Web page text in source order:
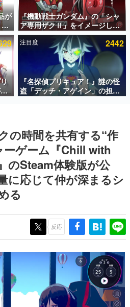
以上！ ページビュー数万以上！ などな
読まれた、電ファミ渾身の“殿堂入り”記
。
イターの方々に製作時のエピソードをお
はいけない。『赫本』は、〈試験問題〉
ラー小説集です。
ルゲーム市場を担う若きクリエイター達
作家たち
響を受けた作家さんに取材し、ゲームが
ゲーム産業史
ーム史における主要なトピック・タイト
か、開発者へのインタビューや識者による
年の歴史が一望できる決定版！
が
ぼ
『機動戦士ガンダム』の「シャ
ア専用ザクⅡ」をイメージした
散水ホースリールが予約開始。
本体にはシャアのパーソナルマ
ークやジオン公国軍のエンブレ
ム、型式番号などを配置
注目度 2442
『名探偵プリキュア！』謎の怪
盗「デッチ・アゲイン」の担当
キャストは天﨑滉平さんと判
の時間を共有する“作
ーゲーム『Chill with
のSteam体験版が公
に応じて仲が深まるシ
る
反応